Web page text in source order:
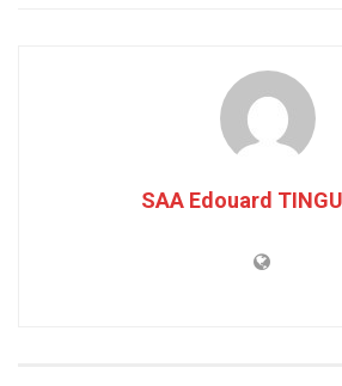
SAA Edouard